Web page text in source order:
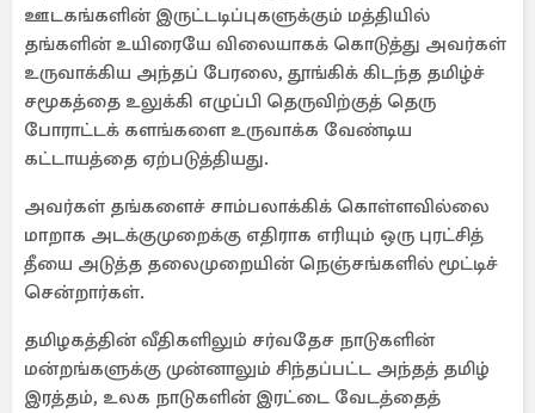
ஊடகங்களின் இருட்டடிப்புகளுக்கும் மத்தியில்
தங்களின் உயிரையே விலையாகக் கொடுத்து அவர்கள்
உருவாக்கிய அந்தப் பேரலை, தூங்கிக் கிடந்த தமிழ்ச்
சமூகத்தை உலுக்கி எழுப்பி தெருவிற்குத் தெரு
போராட்டக் களங்களை உருவாக்க வேண்டிய
கட்டாயத்தை ஏற்படுத்தியது.
அவர்கள் தங்களைச் சாம்பலாக்கிக் கொள்ளவில்லை
மாறாக அடக்குமுறைக்கு எதிராக எரியும் ஒரு புரட்சித்
தீயை அடுத்த தலைமுறையின் நெஞ்சங்களில் மூட்டிச்
சென்றார்கள்.
தமிழகத்தின் வீதிகளிலும் சர்வதேச நாடுகளின்
மன்றங்களுக்கு முன்னாலும் சிந்தப்பட்ட அந்தத் தமிழ்
இரத்தம், உலக நாடுகளின் இரட்டை வேடத்தைத்